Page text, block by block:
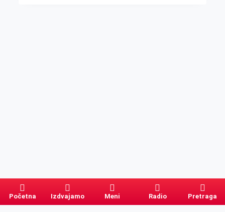
Početna Izdvajamo Meni Radio Pretraga